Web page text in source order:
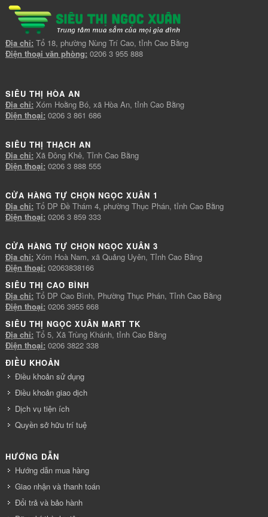
Địa chỉ: Tổ 18, phường Nùng Trí Cao, tỉnh Cao Bằng
Điện thoại văn phòng: 0206 3 955 888
SIÊU THỊ HÒA AN
Địa chỉ: Xóm Hoằng Bó, xã Hòa An, tỉnh Cao Bằng
Điện thoại: 0206 3 861 686
SIÊU THỊ THẠCH AN
Địa chỉ: Xã Đông Khê, Tỉnh Cao Bằng
Điện thoại: 0206 3 888 555
CỬA HÀNG TỰ CHỌN NGỌC XUÂN 1
Địa chỉ: Tổ DP Đề Thám 4, phường Thục Phán, tỉnh Cao Bằng
Điện thoại: 0206 3 859 333
CỬA HÀNG TỰ CHỌN NGỌC XUÂN 3
Địa chỉ: Xóm Hoà Nam, xã Quảng Uyên, Tỉnh Cao Bằng
Điện thoại: 02063838166
SIÊU THỊ CAO BÌNH
Địa chỉ: Tổ DP Cao Bình, Phường Thục Phán, Tỉnh Cao Bằng
Điện thoại: 0206 3955 668
SIÊU THỊ NGỌC XUÂN MART TK
Địa chỉ: Tổ 5, Xã Trùng Khánh, tỉnh Cao Bằng
Điện thoại: 0206 3822 338
ĐIỀU KHOẢN
Điều khoản sử dụng
Điều khoản giao dịch
Dịch vụ tiện ích
Quyền sở hữu trí tuệ
HƯỚNG DẪN
Hướng dẫn mua hàng
Giao nhận và thanh toán
Đổi trả và bảo hành